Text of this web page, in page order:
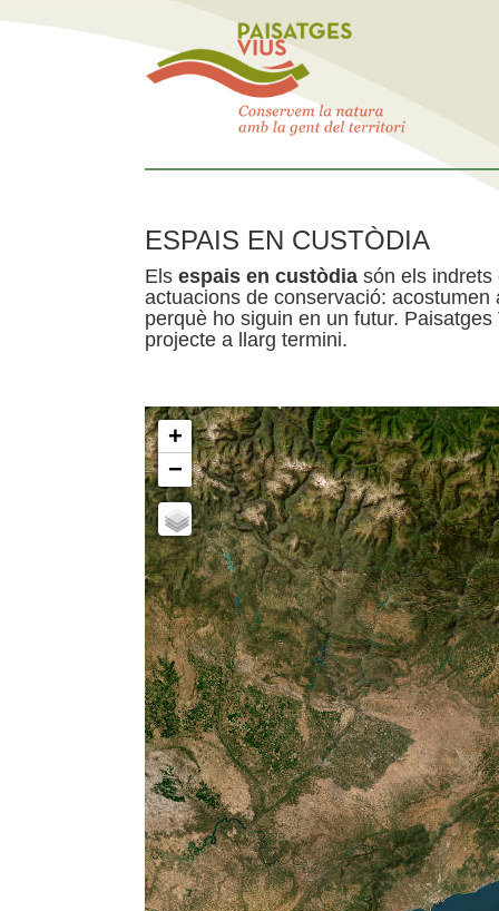
ESPAIS EN CUSTÒDIA
Els espais en custòdia són els indrets
actuacions de conservació:
perquè ho siguin en un futur.
projecte a llarg termini.
+
−